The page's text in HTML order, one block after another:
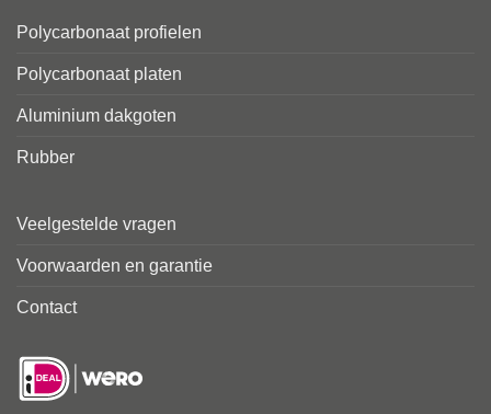
Polycarbonaat profielen
Polycarbonaat platen
Aluminium dakgoten
Rubber
Veelgestelde vragen
Voorwaarden en garantie
Contact